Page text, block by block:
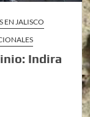
EN JALISCO
Indira